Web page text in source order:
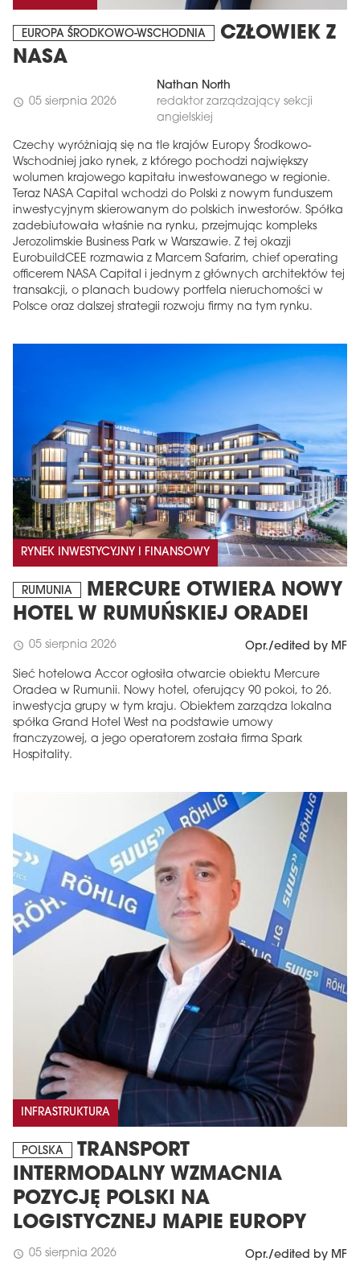
EUROPA ŚRODKOWO-WSCHODNIA
CZŁOWIEK Z
NASA
schedule 05 sierpnia 2026
Nathan North
redaktor zarządzający sekcji
angielskiej
Czechy wyróżniają się na tle krajów Europy Środkowo-
Wschodniej jako rynek, z którego pochodzi największy
wolumen krajowego kapitału inwestowanego w regionie.
Teraz NASA Capital wchodzi do Polski z nowym funduszem
inwestycyjnym skierowanym do polskich inwestorów. Spółka
zadebiutowała właśnie na rynku, przejmując kompleks
Jerozolimskie Business Park w Warszawie. Z tej okazji
EurobuildCEE rozmawia z Marcem Safarim, chief operating
officerem NASA Capital i jednym z głównych architektów tej
transakcji, o planach budowy portfela nieruchomości w
Polsce oraz dalszej strategii rozwoju firmy na tym rynku.
RYNEK INWESTYCYJNY I FINANSOWY
RUMUNIA
MERCURE OTWIERA NOWY
HOTEL W RUMUŃSKIEJ ORADEI
schedule 05 sierpnia 2026 Opr./edited by MF
Sieć hotelowa Accor ogłosiła otwarcie obiektu Mercure
Oradea w Rumunii. Nowy hotel, oferujący 90 pokoi, to 26.
inwestycja grupy w tym kraju. Obiektem zarządza lokalna
spółka Grand Hotel West na podstawie umowy
franczyzowej, a jego operatorem została firma Spark
Hospitality.
INFRASTRUKTURA
POLSKA
TRANSPORT
INTERMODALNY WZMACNIA
POZYCJĘ POLSKI NA
LOGISTYCZNEJ MAPIE EUROPY
schedule 05 sierpnia 2026 Opr./edited by MF